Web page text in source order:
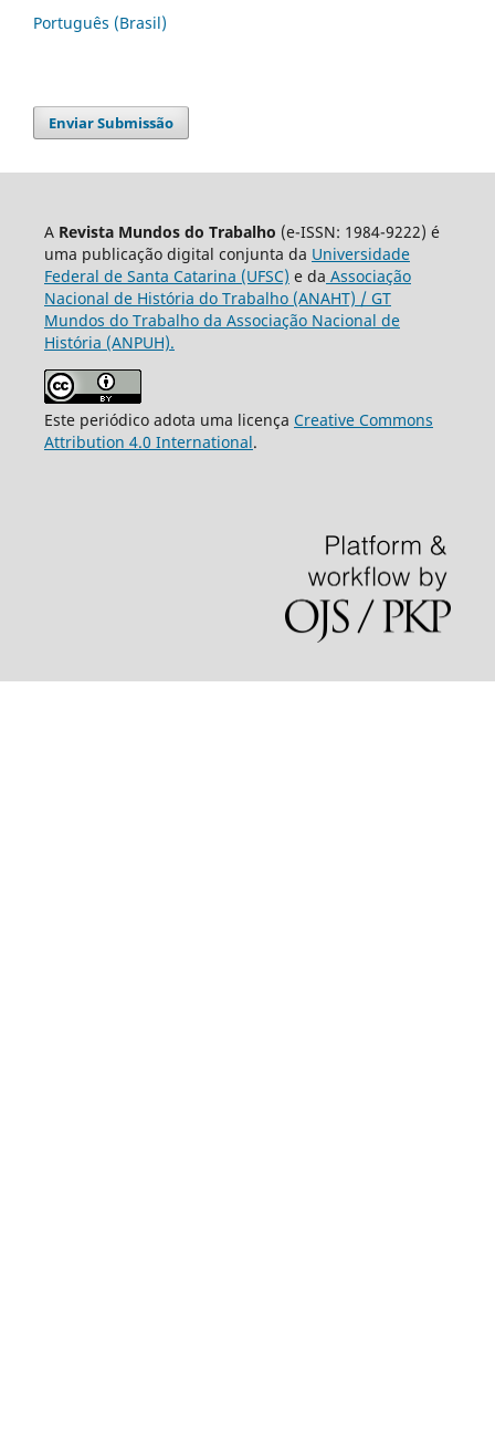
Português (Brasil)
Enviar Submissão
A Revista Mundos do Trabalho (e-ISSN: 1984-9222) é
uma publicação digital conjunta da Universidade
Federal de Santa Catarina (UFSC) e da Associação
Nacional de História do Trabalho (ANAHT) / GT
Mundos do Trabalho da Associação Nacional de
História (ANPUH).
Este periódico adota uma licença Creative Commons
Attribution 4.0 International.